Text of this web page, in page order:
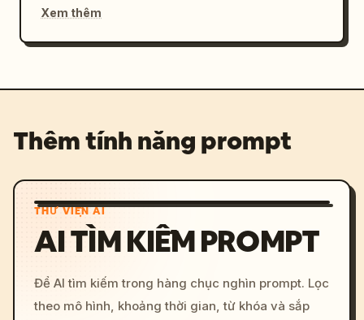
Xem thêm
Thêm tính năng prompt
THƯ VIỆN AI
AI TÌM KIẾM PROMPT
Để AI tìm kiếm trong hàng chục nghìn prompt. Lọc
theo mô hình, khoảng thời gian, từ khóa và sắp